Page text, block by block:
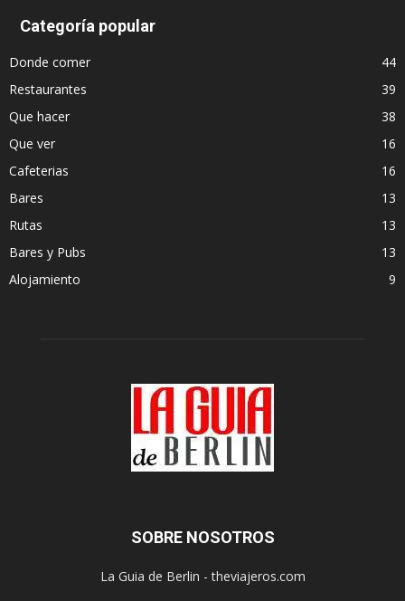
Categoría popular
Donde comer
44
Restaurantes
39
Que hacer
38
Que ver
16
Cafeterias
16
Bares
13
Rutas
13
Bares y Pubs
13
Alojamiento
9
SOBRE NOSOTROS
La Guia de Berlin - theviajeros.com